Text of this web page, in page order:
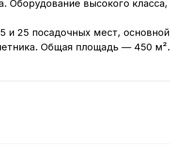
высокого класса,
и 25 посадочных мест, основной
Общая площадь — 450 м².